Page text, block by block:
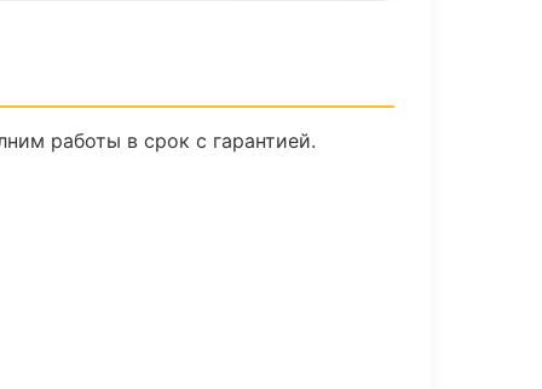
работы в срок с гарантией.